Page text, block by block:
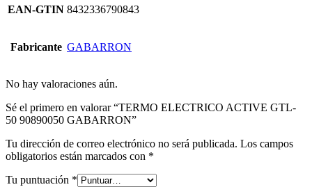
EAN-GTIN 8432336790843
Fabricante GABARRON
No hay valoraciones aún.
Sé el primero en valorar “TERMO ELECTRICO ACTIVE GTL-
50 90890050 GABARRON”
Tu dirección de correo electrónico no será publicada. Los campos
obligatorios están marcados con *
Tu puntuación *